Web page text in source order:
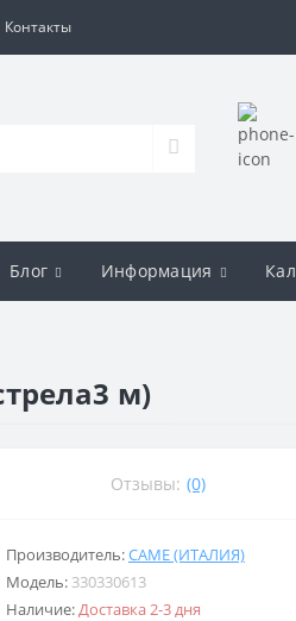
Контакты
Блог Информация
м)
Отзывы: (0)
Производитель:CAME (ИТАЛИЯ)
Модель: 330330613
Наличие:Доставка 2-3 дня